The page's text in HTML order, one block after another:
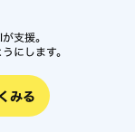
支援。
にします。
みる